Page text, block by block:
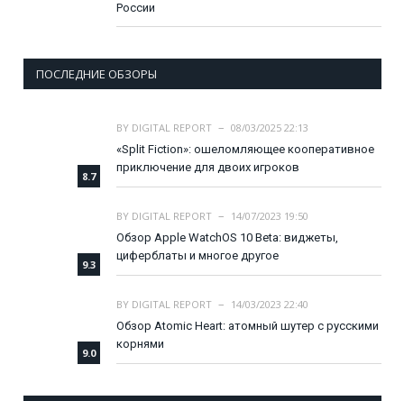
России
ПОСЛЕДНИЕ ОБЗОРЫ
8.7
BY DIGITAL REPORT
08/03/2025 22:13
«Split Fiction»: ошеломляющее кооперативное
приключение для двоих игроков
9.3
BY DIGITAL REPORT
14/07/2023 19:50
Обзор Apple WatchOS 10 Beta: виджеты,
циферблаты и многое другое
9.0
BY DIGITAL REPORT
14/03/2023 22:40
Обзор Atomic Heart: атомный шутер с русскими
корнями